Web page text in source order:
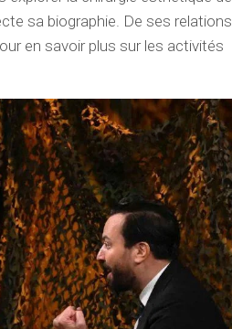
sa biographie. De ses relations
en savoir plus sur les activités